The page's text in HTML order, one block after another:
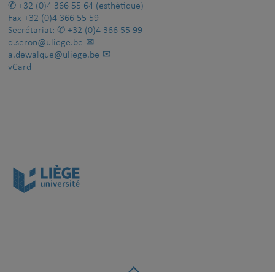
+32 (0)4 366 55 64 (esthétique)
Fax +32 (0)4 366 55 59
Secrétariat:
+32 (0)4 366 55 99
d.seron@uliege.be
a.dewalque@uliege.be
vCard